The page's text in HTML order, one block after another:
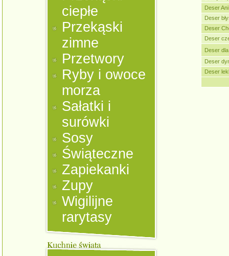
ciepłe
Przekąski
zimne
Przetwory
Ryby i owoce
morza
Sałatki i
surówki
Sosy
Świąteczne
Zapiekanki
Zupy
Wigilijne
rarytasy
Deser Ani
Deser
Deser
Deser
Deser
Deser
Deser